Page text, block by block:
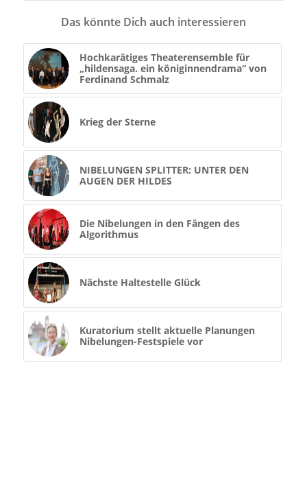
Das könnte Dich auch interessieren
Hochkarätiges Theaterensemble für
„hildensaga. ein königinnendrama“ von
Ferdinand Schmalz
Krieg der Sterne
NIBELUNGEN SPLITTER: UNTER DEN
AUGEN DER HILDES
Die Nibelungen in den Fängen des
Algorithmus
Nächste Haltestelle Glück
Kuratorium stellt aktuelle Planungen
Nibelungen-Festspiele vor